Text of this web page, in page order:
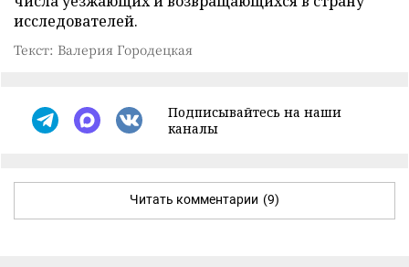
исследователей.
Текст: Валерия Городецкая
Подписывайтесь на наши
каналы
Читать комментарии (9)